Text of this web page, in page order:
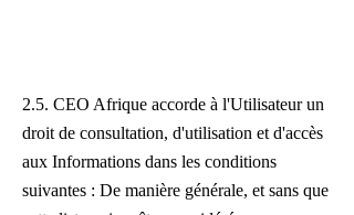
2.5. CEO Afrique accorde à l'Utilisateur un
droit de consultation, d'utilisation et d'accès
aux Informations dans les conditions
suivantes : De manière générale, et sans que